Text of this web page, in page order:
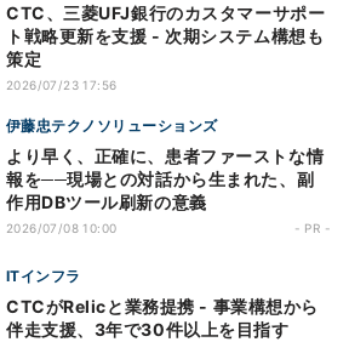
CTC、三菱UFJ銀行のカスタマーサポー
ト戦略更新を支援 - 次期システム構想も
策定
2026/07/23 17:56
伊藤忠テクノソリューションズ
より早く、正確に、患者ファーストな情
報を──現場との対話から生まれた、副
作用DBツール刷新の意義
2026/07/08 10:00 - PR -
ITインフラ
CTCがRelicと業務提携 - 事業構想から
伴走支援、3年で30件以上を目指す